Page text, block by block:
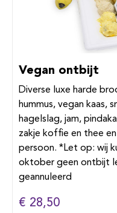
Vegan ontbijt
Diverse luxe harde
hummus, vegan kaas,
hagelslag, jam,
zakje koffie en thee
persoon. *Let op: wij
oktober geen ontbijt
geannuleerd
€ 28,50